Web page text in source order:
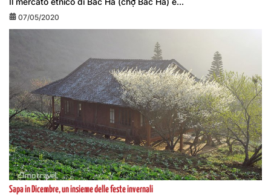
07/05/2020
Sapa in Dicembre, un insieme delle feste invernali